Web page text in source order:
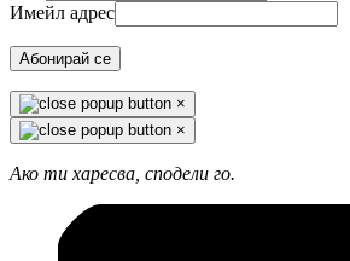
Имейл адрес
Абонирай се
×
×
Ако ти харесва, сподели го.